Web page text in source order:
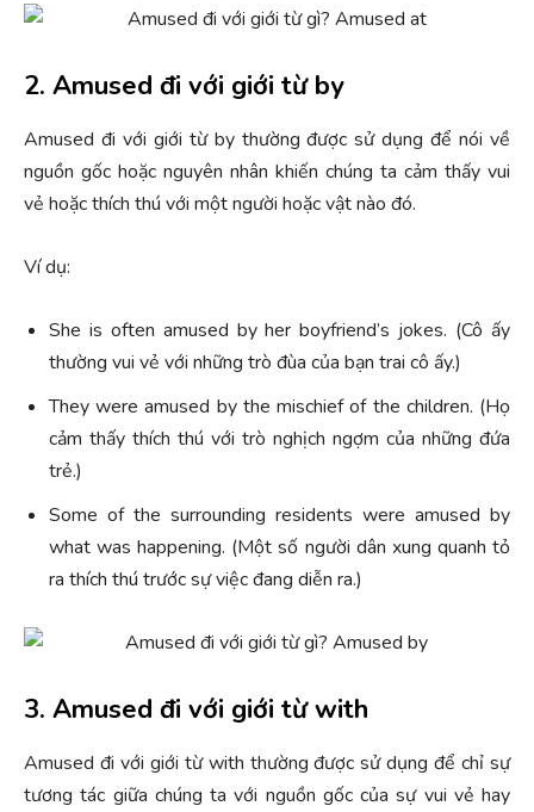
2. Amused đi với giới từ by
Amused đi với giới từ by thường được sử dụng để nói về
nguồn gốc hoặc nguyên nhân khiến chúng ta cảm thấy vui
vẻ hoặc thích thú với một người hoặc vật nào đó.
Ví dụ:
She is often amused by her boyfriend’s jokes. (Cô ấy
thường vui vẻ với những trò đùa của bạn trai cô ấy.)
They were amused by the mischief of the children. (Họ
cảm thấy thích thú với trò nghịch ngợm của những đứa
trẻ.)
Some of the surrounding residents were amused by
what was happening. (Một số người dân xung quanh tỏ
ra thích thú trước sự việc đang diễn ra.)
3. Amused đi với giới từ with
Amused đi với giới từ with thường được sử dụng để chỉ sự
tương tác giữa chúng ta với nguồn gốc của sự vui vẻ hay